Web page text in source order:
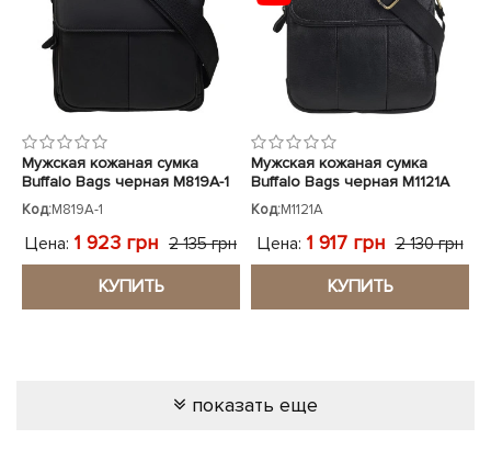
Мужская кожаная сумка
Buffalo Bags черная M819A-1
Код:M819A-1
Цена: 1 923 грн 2 135 грн
КУПИТЬ
Мужская кожаная сумка
Buffalo Bags черная M1121A
Код:M1121A
Цена: 1 917 грн 2 130 грн
КУПИТЬ
показать еще